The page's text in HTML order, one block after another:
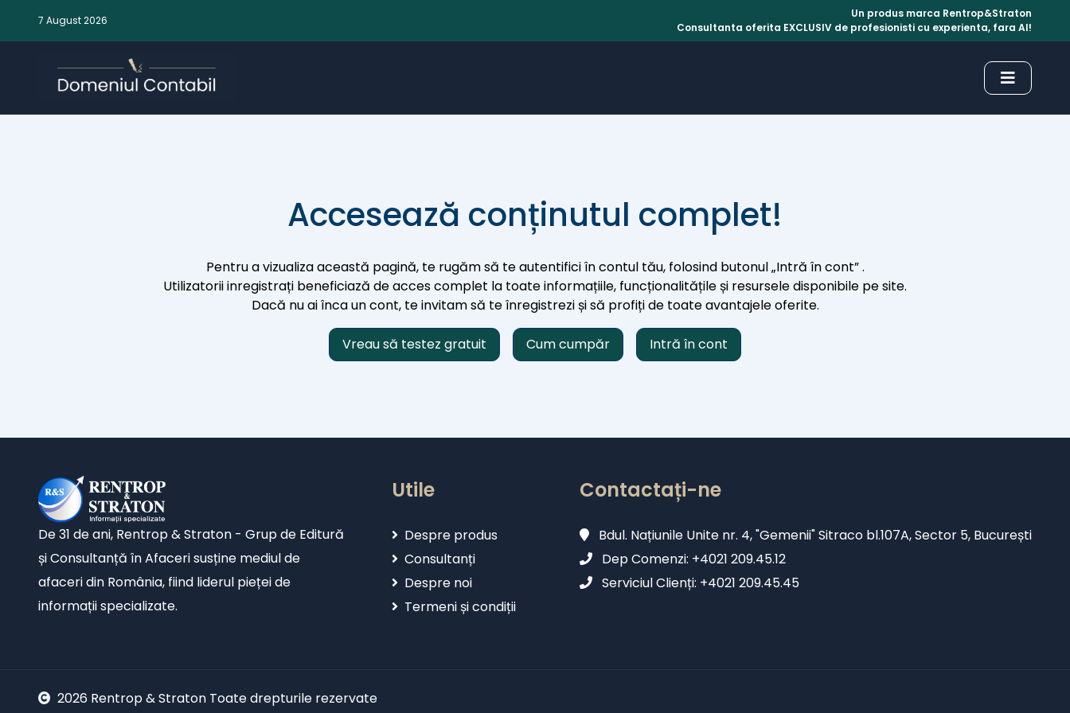
7 August 2026
Un produs marca Rentrop&Straton
Consultanta oferita EXCLUSIV de profesionisti cu experienta, fara AI!
Accesează conținutul complet!
Pentru a vizualiza această pagină, te rugăm să te autentifici în contul tău, folosind butonul „Intră în cont” .
Utilizatorii inregistrați beneficiază de acces complet la toate informațiile, funcționalitățile și resursele disponibile pe site.
Dacă nu ai înca un cont, te invitam să te înregistrezi și să profiți de toate avantajele oferite.
Vreau să testez gratuit Cum cumpăr Intră în cont
De 31 de ani, Rentrop & Straton - Grup de Editură
și Consultanță în Afaceri susține mediul de
afaceri din România, fiind liderul pieței de
informații specializate.
Utile
Despre produs
Consultanți
Despre noi
Termeni și condiții
Contactați-ne
Bdul. Națiunile Unite nr. 4, "Gemenii" Sitraco bl.107A, Sector 5, București
Dep Comenzi: +4021 209.45.12
Serviciul Clienți: +4021 209.45.45
2026 Rentrop & Straton Toate drepturile rezervate